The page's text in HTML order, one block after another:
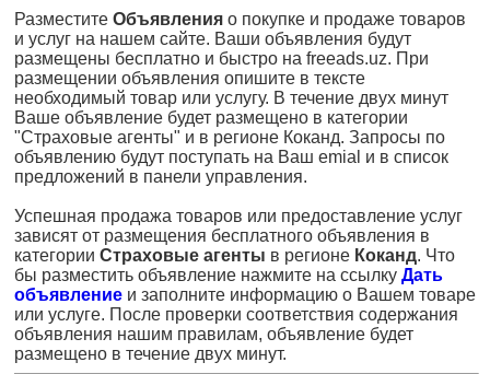
Разместите Объявления о покупке и продаже товаров
и услуг на нашем сайте. Ваши объявления будут
размещены бесплатно и быстро на freeads.uz. При
размещении объявления опишите в тексте
необходимый товар или услугу. В течение двух минут
Ваше объявление будет размещено в категории
"Страховые агенты" и в регионе Коканд. Запросы по
объявлению будут поступать на Ваш emial и в список
предложений в панели управления.
Успешная продажа товаров или предоставление услуг
зависят от размещения бесплатного объявления в
категории Страховые агенты в регионе Коканд. Что
бы разместить объявление нажмите на ссылку Дать
объявление и заполните информацию о Вашем товаре
или услуге. После проверки соответствия содержания
объявления нашим правилам, объявление будет
размещено в течение двух минут.